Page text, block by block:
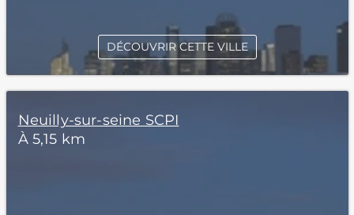
DÉCOUVRIR CETTE VILLE
Neuilly-sur-seine SCPI
À 5,15 km